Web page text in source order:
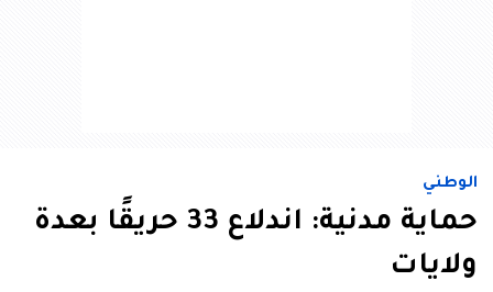
الوطني
حماية مدنية: اندلاع 33 حريقًا بعدة
ولايات